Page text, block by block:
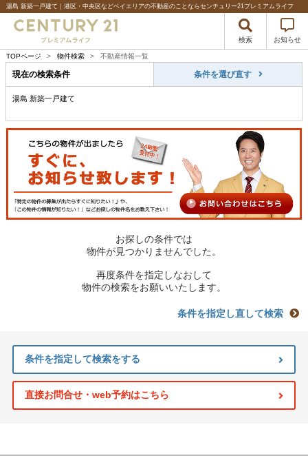
湯島 新築一戸建て｜港区・中央区などベイエリアの不動産のことならセンチュリー21プレミアムライフ
検索 お知らせ
TOPページ > 物件検索 > 不動産情報一覧
現在の検索条件 条件を選び直す
湯島 新築一戸建て
お探しの条件では
物件が見つかりませんでした。
再度条件を指定しなおして
物件の検索をお願いいたします。
条件を指定し直して検索
条件を指定して検索をする
直接お問合せ・web予約はこちら